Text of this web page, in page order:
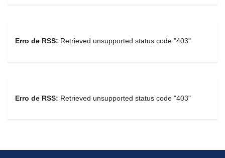
Erro de RSS: Retrieved unsupported status code "403"
Erro de RSS: Retrieved unsupported status code "403"